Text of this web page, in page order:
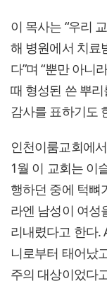
이 목사는 “우리
해 병원에서 치료
다”며 “뿐만 아니
때 형성된 쓴 뿌
감사를 표하기도
인천이룸교회에
1월 이 교회는 이
행하던 중에 턱뼈
라엔 남성이 여성
리내렸다고 한다.
니로부터 태어났
주의 대상이었다